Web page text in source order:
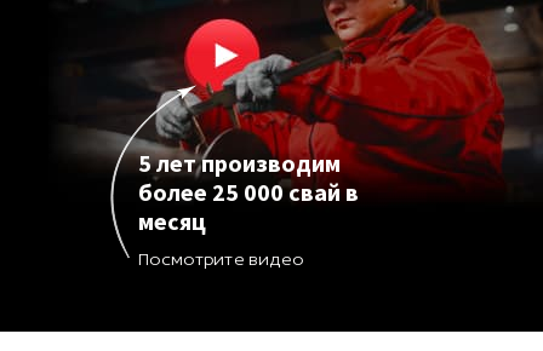
5 лет производим
более 25 000 свай в
месяц
Посмотрите видео